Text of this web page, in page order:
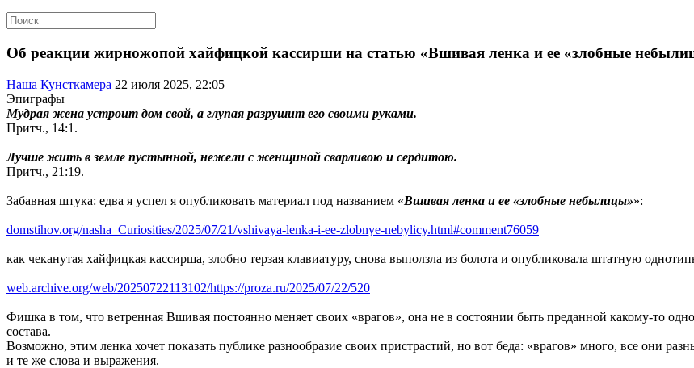
Об реакции жирножопой хайфицкой кассирши на статью «Вшивая ленка и ее «злобные
Наша Кунсткамера 22 июля 2025, 22:05
Эпиграфы
Мудрая жена устроит дом свой, а глупая разрушит его своими руками.
Притч., 14:1.
Лучше жить в земле пустынной, нежели с женщиной сварливою и сердитою.
Притч., 21:19.
Забавная штука: едва я успел я опубликовать материал под названием «Вшивая ленка и ее «злобные небылицы»»:
domstihov.org/nasha_Curiosities/2025/07/21/vshivaya-lenka-i-ee-zlobnye-nebylicy.html#comment76059
как чеканутая хайфицкая кассирша, злобно терзая клавиатуру, снова выползла из болота и опубликовала штатную
web.archive.org/web/20250722113102/https://proza.ru/2025/07/22/520
Фишка в том, что ветренная Вшивая постоянно меняет своих «врагов», она не в состоянии быть преданной какому-то
состава.
Возможно, этим ленка хочет показать публике разнообразие своих пристрастий, но вот беда: «врагов» много, все они
и те же слова и выражения.